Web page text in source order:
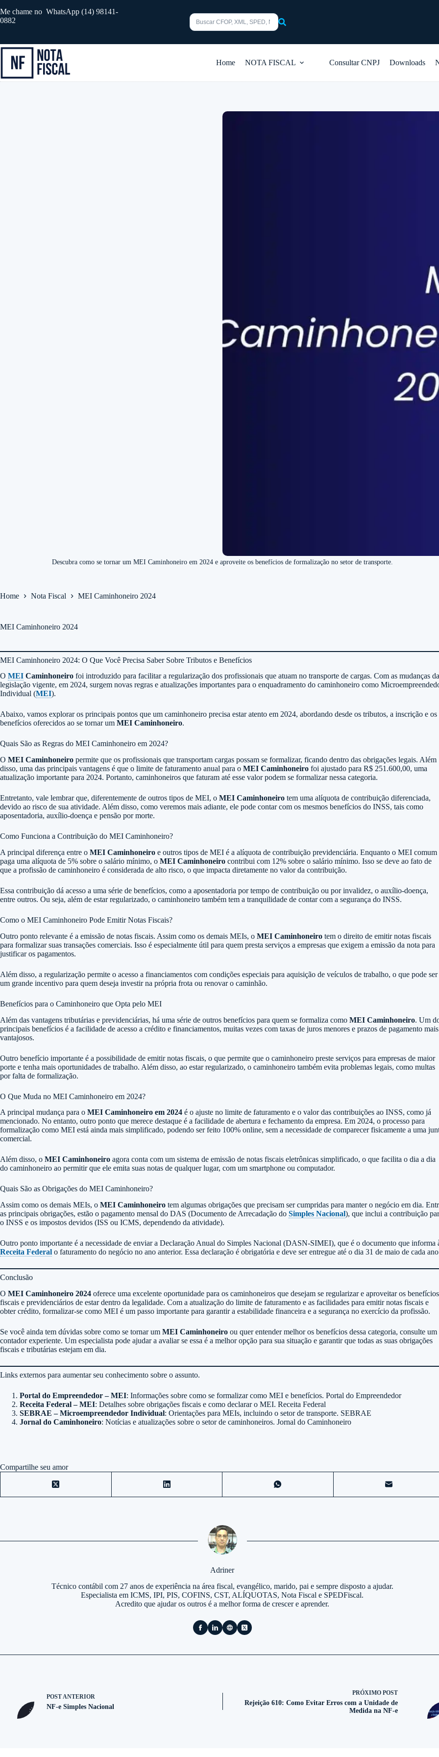
para
o
Me chame no WhatsApp (14) 98141-
0882
resultados
Home NOTA FISCAL Consultar CNPJ Downloads
Descubra como se tornar um MEI Caminhoneiro em 2024 e aproveite os benefícios de formalização no setor de transporte.
Home Nota Fiscal MEI Caminhoneiro 2024
MEI Caminhoneiro 2024
MEI Caminhoneiro 2024: O Que Você Precisa Saber Sobre Tributos e Benefícios
O MEI Caminhoneiro foi introduzido para facilitar a regularização dos profissionais que atuam no transporte de cargas. Com as mudanças da
legislação vigente, em 2024, surgem novas regras e atualizações importantes para o enquadramento do caminhoneiro como
Individual (MEI).
Abaixo, vamos explorar os principais pontos que um caminhoneiro precisa estar atento em 2024, abordando desde os tributos, a inscrição e os
benefícios oferecidos ao se tornar um MEI Caminhoneiro.
Quais São as Regras do MEI Caminhoneiro em 2024?
O MEI Caminhoneiro permite que os profissionais que transportam cargas possam se formalizar, ficando dentro das obrigações legais. Além
disso, uma das principais vantagens é que o limite de faturamento anual para o MEI Caminhoneiro foi ajustado para R$ 251.600,00, uma
atualização importante para 2024. Portanto, caminhoneiros que faturam até esse valor podem se formalizar nessa categoria.
Entretanto, vale lembrar que, diferentemente de outros tipos de MEI, o MEI Caminhoneiro tem uma alíquota de contribuição diferenciada,
devido ao risco de sua atividade. Além disso, como veremos mais adiante, ele pode contar com os mesmos benefícios do INSS, tais como
aposentadoria, auxílio-doença e pensão por morte.
Como Funciona a Contribuição do MEI Caminhoneiro?
A principal diferença entre o MEI Caminhoneiro e outros tipos de MEI é a alíquota de contribuição previdenciária. Enquanto o MEI comum
paga uma alíquota de 5% sobre o salário mínimo, o MEI Caminhoneiro contribui com 12% sobre o salário mínimo. Isso se deve ao fato de
que a profissão de caminhoneiro é considerada de alto risco, o que impacta diretamente no valor da contribuição.
Essa contribuição dá acesso a uma série de benefícios, como a aposentadoria por tempo de contribuição ou por invalidez, o auxílio-doença,
entre outros. Ou seja, além de estar regularizado, o caminhoneiro também tem a tranquilidade de contar com a segurança do INSS.
Como o MEI Caminhoneiro Pode Emitir Notas Fiscais?
Outro ponto relevante é a emissão de notas fiscais. Assim como os demais MEIs, o MEI Caminhoneiro tem o direito de emitir notas fiscais
para formalizar suas transações comerciais. Isso é especialmente útil para quem presta serviços a empresas que exigem a emissão da nota para
justificar os pagamentos.
Além disso, a regularização permite o acesso a financiamentos com condições especiais para aquisição de veículos de trabalho, o que pode ser
um grande incentivo para quem deseja investir na própria frota ou renovar o caminhão.
Benefícios para o Caminhoneiro que Opta pelo MEI
Além das vantagens tributárias e previdenciárias, há uma série de outros benefícios para quem se formaliza como MEI Caminhoneiro. Um
principais benefícios é a facilidade de acesso a crédito e financiamentos, muitas vezes com taxas de juros menores e prazos de pagamento mais
vantajosos.
Outro benefício importante é a possibilidade de emitir notas fiscais, o que permite que o caminhoneiro preste serviços para empresas de maior
porte e tenha mais oportunidades de trabalho. Além disso, ao estar regularizado, o caminhoneiro também evita problemas legais, como multas
por falta de formalização.
O Que Muda no MEI Caminhoneiro em 2024?
A principal mudança para o MEI Caminhoneiro em 2024 é o ajuste no limite de faturamento e o valor das contribuições ao INSS, como já
mencionado. No entanto, outro ponto que merece destaque é a facilidade de abertura e fechamento da empresa. Em 2024, o processo para
formalização como MEI está ainda mais simplificado, podendo ser feito 100% online, sem a necessidade de comparecer fisicamente a uma
comercial.
Além disso, o MEI Caminhoneiro agora conta com um sistema de emissão de notas fiscais eletrônicas simplificado, o que facilita o dia a dia
do caminhoneiro ao permitir que ele emita suas notas de qualquer lugar, com um smartphone ou computador.
Quais São as Obrigações do MEI Caminhoneiro?
Assim como os demais MEIs, o MEI Caminhoneiro tem algumas obrigações que precisam ser cumpridas para manter o negócio em dia.
as principais obrigações, estão o pagamento mensal do DAS (Documento de Arrecadação do Simples Nacional), que inclui a contribuição
o INSS e os impostos devidos (ISS ou ICMS, dependendo da atividade).
Outro ponto importante é a necessidade de enviar a Declaração Anual do Simples Nacional (DASN-SIMEI), que é o documento que informa
Receita Federal o faturamento do negócio no ano anterior. Essa declaração é obrigatória e deve ser entregue até o dia 31 de maio de cada
Conclusão
O MEI Caminhoneiro 2024 oferece uma excelente oportunidade para os caminhoneiros que desejam se regularizar e aproveitar os benefícios
fiscais e previdenciários de estar dentro da legalidade. Com a atualização do limite de faturamento e as facilidades para emitir notas fiscais e
obter crédito, formalizar-se como MEI é um passo importante para garantir a estabilidade financeira e a segurança no exercício da profissão.
Se você ainda tem dúvidas sobre como se tornar um MEI Caminhoneiro ou quer entender melhor os benefícios dessa categoria, consulte um
contador experiente. Um especialista pode ajudar a avaliar se essa é a melhor opção para sua situação e garantir que todas as suas obrigações
fiscais e tributárias estejam em dia.
Links externos para aumentar seu conhecimento sobre o assunto.
Portal do Empreendedor – MEI: Informações sobre como se formalizar como MEI e benefícios. Portal do Empreendedor
Receita Federal – MEI: Detalhes sobre obrigações fiscais e como declarar o MEI. Receita Federal
SEBRAE – Microempreendedor Individual: Orientações para MEIs, incluindo o setor de transporte. SEBRAE
Jornal do Caminhoneiro: Notícias e atualizações sobre o setor de caminhoneiros. Jornal do Caminhoneiro
Compartilhe seu amor
Adriner
Técnico contábil com 27 anos de experiência na área fiscal, evangélico, marido, pai e sempre disposto a ajudar.
Especialista em ICMS, IPI, PIS, COFINS, CST, ALÍQUOTAS, Nota Fiscal e SPEDFiscal.
Acredito que ajudar os outros é a melhor forma de crescer e aprender.
POSTANTERIOR
NF-e Simples Nacional
PRÓXIMOPOST
Rejeição 610: Como Evitar Erros com a Unidade de
Medida na NF-e